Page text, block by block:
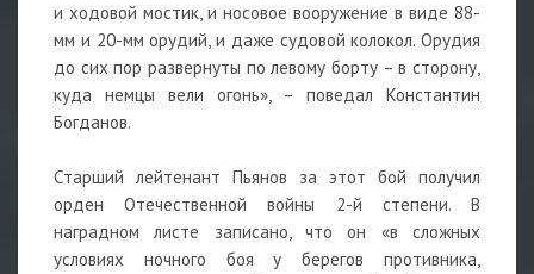
и ходовой мостик, и носовое вооружение в виде 88-
мм и 20-мм орудий, и даже судовой колокол. Орудия
до сих пор развернуты по левому борту – в сторону,
куда немцы вели огонь», – поведал Константин
Богданов.
Старший лейтенант Пьянов за этот бой получил
орден Отечественной войны 2-й степени. В
наградном листе записано, что он «в сложных
условиях ночного боя у берегов противника,